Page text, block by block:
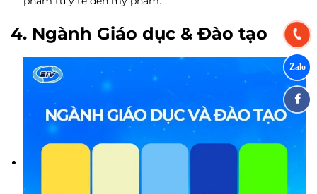
4. Ngành Giáo dục & Đào tạo